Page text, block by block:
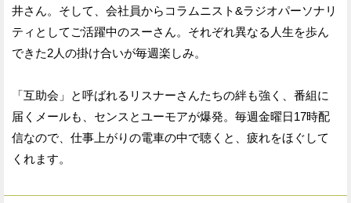
井さん。そして、会社員からコラムニスト&ラジオパーソナリ
ティとしてご活躍中のスーさん。それぞれ異なる人生を歩ん
できた2人の掛け合いが毎週楽しみ。
「互助会」と呼ばれるリスナーさんたちの絆も強く、番組に
届くメールも、センスとユーモアが爆発。毎週金曜日17時配
信なので、仕事上がりの電車の中で聴くと、疲れをほぐして
くれます。